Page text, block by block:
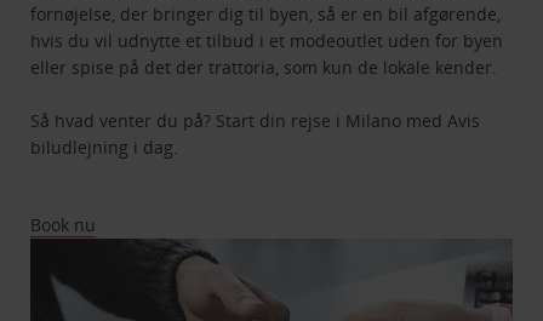
fornøjelse, der bringer dig til byen, så er en bil afgørende,
hvis du vil udnytte et tilbud i et modeoutlet uden for byen
eller spise på det der trattoria, som kun de lokale kender.
Så hvad venter du på? Start din rejse i Milano med Avis
biludlejning i dag.
Book nu